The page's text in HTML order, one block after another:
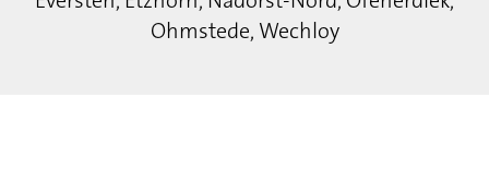
Ohmstede, Wechloy